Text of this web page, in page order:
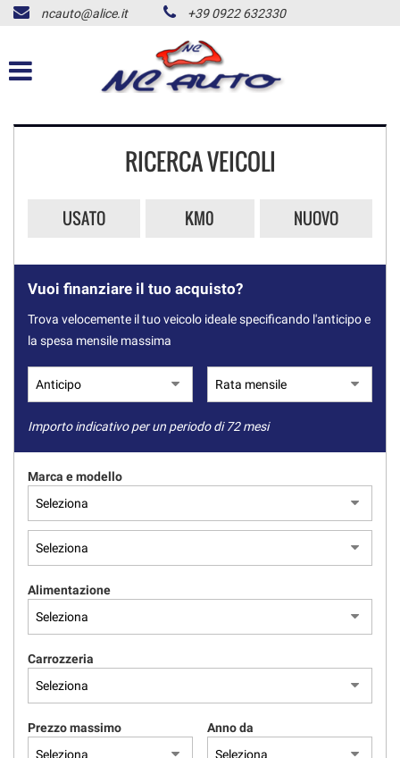
HOME
LISTA VEICOLI
ACQUISTIAMO USATO
ALD USATO
NEWS
AREA COMMERCIANTI
ncauto@alice.it +39 0922 632330
RICERCA VEICOLI
USATO KM0 NUOVO
Vuoi finanziare il tuo acquisto?
Trova velocemente il tuo veicolo ideale specificando l'anticipo e
la spesa mensile massima
Importo indicativo per un periodo di 72 mesi
Marca e modello
Alimentazione
Carrozzeria
Prezzo massimo Anno da